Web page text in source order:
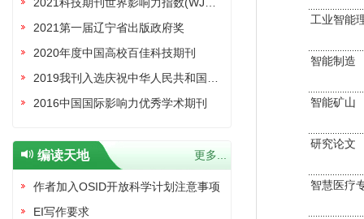
工业智能
智能制造
智能矿山
研究论文
智慧医疗
2021第一届辽宁省出版政府奖
2020年度中国高校百佳科技期刊
2016中国国际影响力优秀学术期刊
编读天地 更多...
作者加入OSID开放科学计划注意事项
EI写作要求